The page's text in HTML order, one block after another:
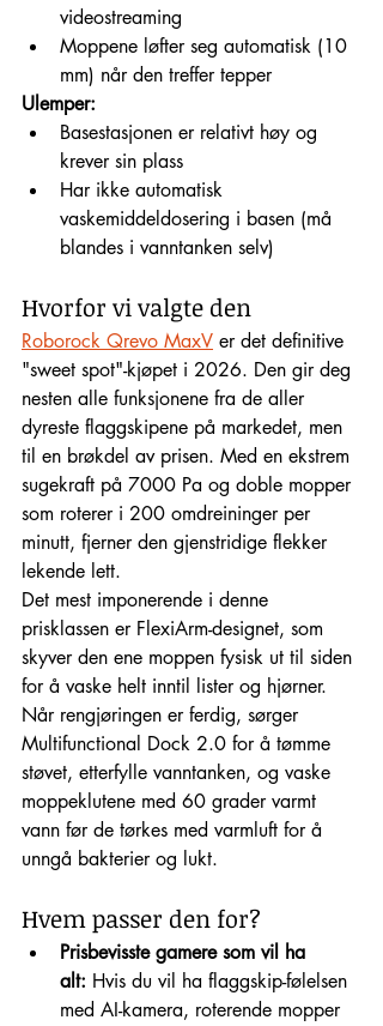
videostreaming
Moppene løfter seg automatisk (10
mm) når den treffer tepper
Ulemper:
Basestasjonen er relativt høy og
krever sin plass
Har ikke automatisk
vaskemiddeldosering i basen (må
blandes i vanntanken selv)
Hvorfor vi valgte den
Roborock Qrevo MaxV er det definitive
"sweet spot"-kjøpet i 2026. Den gir deg
nesten alle funksjonene fra de aller
dyreste flaggskipene på markedet, men
til en brøkdel av prisen. Med en ekstrem
sugekraft på 7000 Pa og doble mopper
som roterer i 200 omdreininger per
minutt, fjerner den gjenstridige flekker
lekende lett.
Det mest imponerende i denne
prisklassen er FlexiArm-designet, som
skyver den ene moppen fysisk ut til siden
for å vaske helt inntil lister og hjørner.
Når rengjøringen er ferdig, sørger
Multifunctional Dock 2.0 for å tømme
støvet, etterfylle vanntanken, og vaske
moppeklutene med 60 grader varmt
vann før de tørkes med varmluft for å
unngå bakterier og lukt.
Hvem passer den for?
Prisbevisste gamere som vil ha
alt: Hvis du vil ha flaggskip-følelsen
med AI-kamera, roterende mopper